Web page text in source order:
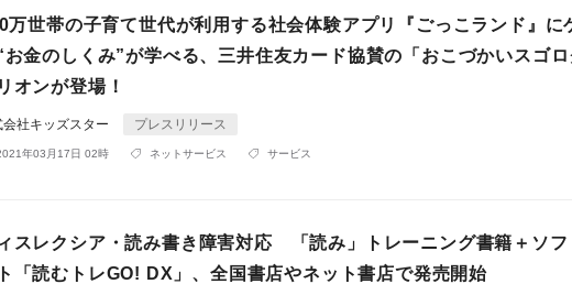
万世帯の子育て世代が利用する社会体験アプリ『ごっこランド』に
お金のしくみ”が学べる、三井住友カード協賛の「おこづかいスゴ
オンが登場！
会社キッズスター プレスリリース
年03月17日 02時 ネットサービス サービス
スレクシア・読み書き障害対応 「読み」トレーニング書籍＋ソフ
「読むトレGO! DX」、全国書店やネット書店で発売開始